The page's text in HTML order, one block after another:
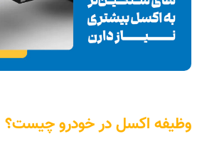
وظیفه اکسل در خودرو چیست؟